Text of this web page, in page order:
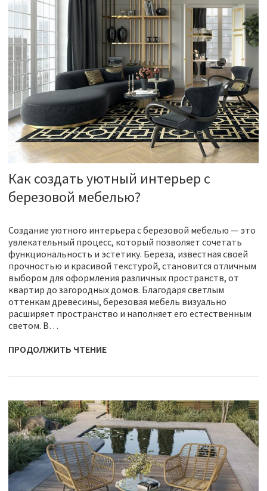
Как создать уютный интерьер с
березовой мебелью?
Создание уютного интерьера с березовой мебелью — это
увлекательный процесс, который позволяет сочетать
функциональность и эстетику. Береза, известная своей
прочностью и красивой текстурой, становится отличным
выбором для оформления различных пространств, от
квартир до загородных домов. Благодаря светлым
оттенкам древесины, березовая мебель визуально
расширяет пространство и наполняет его естественным
светом. В…
ПРОДОЛЖИТЬ ЧТЕНИЕ